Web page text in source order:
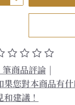
筆商品評論 |
果您對本商品有
和建議！